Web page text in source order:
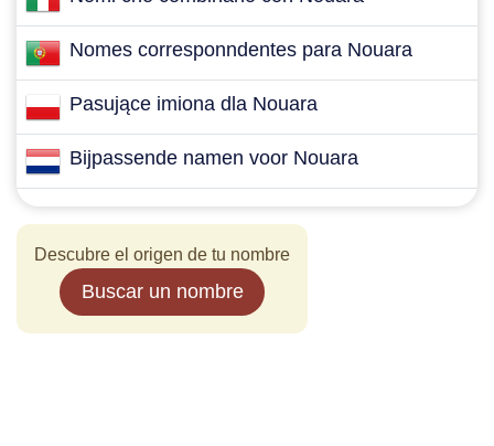
Nomes corresponndentes para Nouara
Pasujące imiona dla Nouara
Bijpassende namen voor Nouara
Descubre el origen de tu nombre
Buscar un nombre